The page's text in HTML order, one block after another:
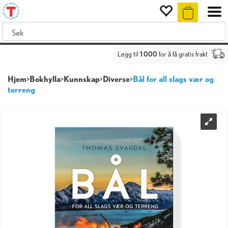
Legg til 1 000 for å få gratis frakt
Hjem>Bokhylla>Kunnskap>Diverse>Bål for all slags vær og
terreng